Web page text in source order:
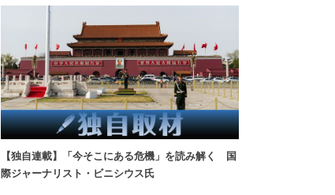
【独自連載】「今そこにある危機」を読み解く 国
際ジャーナリスト・ビニシウス氏